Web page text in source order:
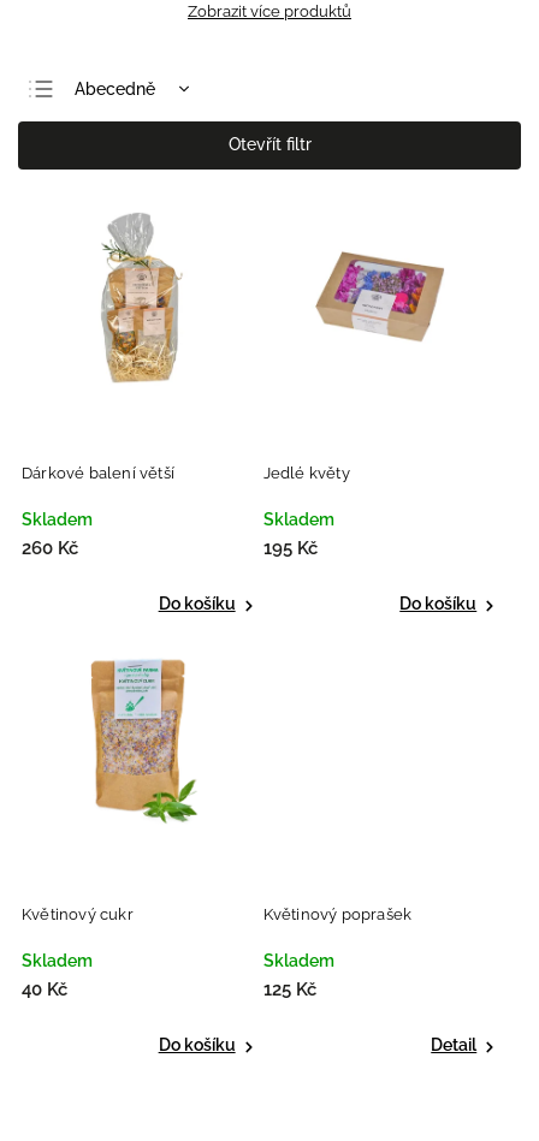
Zobrazit více produktů
Doporučujeme
Nejlevnější
Nejprodávanější
Abecedně
Otevřít filtr
Dárkové balení větší
Skladem
260 Kč
Do košíku
Jedlé květy
Skladem
195 Kč
Do košíku
Květinový cukr
Skladem
40 Kč
Do košíku
Květinový poprašek
Skladem
125 Kč
Detail